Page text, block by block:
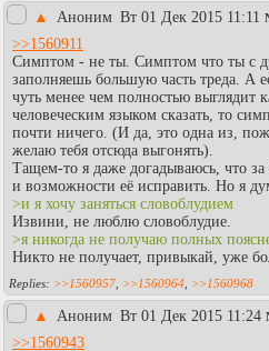
▲ Аноним Вт 01 Дек 2015 11:11
>>1560911
Симптом - не ты. Симптом что ты с
заполняешь большую часть треда. А
чуть менее чем полностью выглядит
человеческим языком сказать, то
почти ничего. (И да, это одна из,
желаю тебя отсюда выгонять).
Тащем-то я даже догадываюсь, что
и возможности её исправить. Но я
>и я хочу заняться словоблудием
Извини, не люблю словоблудие.
>я никогда не получаю полных
Никто не получает, привыкай, уже
>>1560957 >>1560964 >>1560968
▲ Аноним Вт 01 Дек 2015 11:24
>>1560943